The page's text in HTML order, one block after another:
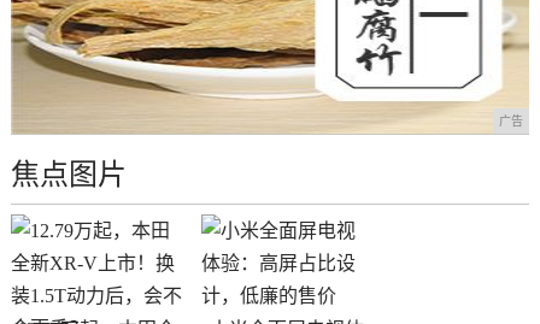
广告
焦点图片